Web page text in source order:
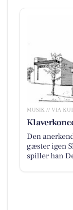
MUSIK // VIA
Den
gæster igen
spiller han